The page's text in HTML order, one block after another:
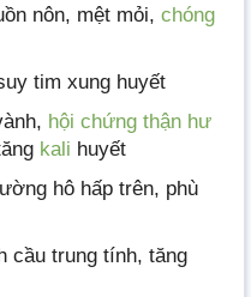
nôn, mệt mỏi, chóng
tim xung huyết
hội chứng thận hư
kali huyết
hô hấp trên, phù
cầu trung tính, tăng